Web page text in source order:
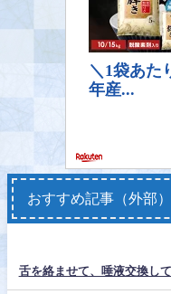
おすすめ記事（外部）
舌を絡ませて、唾液交換し